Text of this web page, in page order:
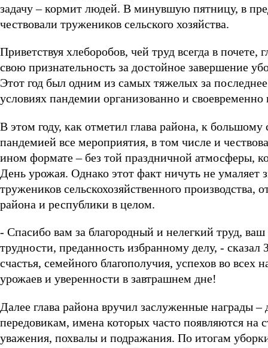
задачу – кормит людей. В минувшую пятницу, в
чествовали тружеников сельского хозяйства.
Приветствуя хлеборобов, чей труд всегда в
свою признательность за достойное завершение
Этот год был одним из самых тяжелых за
условиях пандемии организованно и своевременно
В этом году, как отметил глава района, к
пандемией все мероприятия, в том числе и
ином формате – без той праздничной атмосферы,
День урожая. Однако этот факт ничуть не умаляет
тружеников сельскохозяйственного
района и республики в целом.
- Спасибо вам за благородный и нелегкий труд,
трудности, преданность избранному делу, -
счастья, семейного благополучия, успехов во
урожаев и уверенности в завтрашнем дне!
Далее глава района вручил заслуженные
передовикам, имена которых часто появляются на
уважения, похвалы и подражания. По итогам